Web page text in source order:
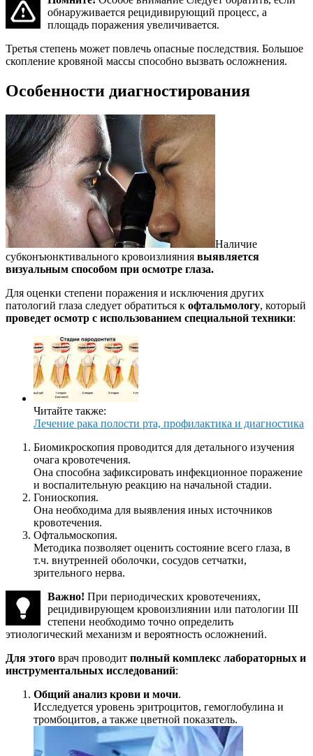
обнаруживается рецидивирующий процесс, а
площадь поражения увеличивается.
Третья степень может повлечь опасные последствия. Большое
скопление кровяной массы способно вызвать осложнения.
Особенности диагностирования
Наличие
субконъюнктивального кровоизлияния выявляется
визуальным способом при осмотре глаза.
Для оценки степени поражения и исключения других
патологий глаза следует обратиться к офтальмологу, который
проведет осмотр с использованием специальной техники:
Читайте также:
Лечение рака полости рта, профилактика и диагностика
Биомикроскопия проводится для детального изучения
очага кровотечения.
Она способна зафиксировать инфекционное поражение
и воспалительную реакцию на начальной стадии.
Гониоскопия.
Она необходима для выявления иных источников
кровотечения.
Офтальмоскопия.
Методика позволяет оценить состояние всего глаза, в
т.ч. внутренней оболочки, сосудов сетчатки,
зрительного нерва.
Важно! При периодических кровотечениях,
рецидивирующем кровоизлиянии или патологии III
степени необходимо точно определить
этиологический механизм и вероятность осложнений.
Для этого врач проводит полный комплекс лабораторных и
инструментальных исследований:
Общий анализ крови и мочи.
Исследуется уровень эритроцитов, гемоглобулина и
тромбоцитов, а также цветной показатель.